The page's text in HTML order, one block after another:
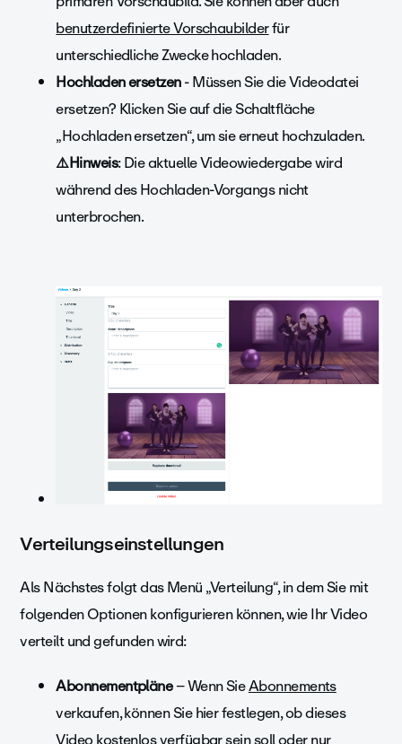
benutzerdefinierte Vorschaubilderfür
unterschiedliche Zwecke hochladen.
Hochladen ersetzen- Müssen Sie die Videodatei
ersetzen? Klicken Sie auf die Schaltfläche
„Hochladen ersetzen“, um sie erneut hochzuladen.
⚠️Hinweis: Die aktuelle Videowiedergabe wird
während des Hochladen-Vorgangs nicht
unterbrochen.
Verteilungseinstellungen
Als Nächstes folgt dasMenü „Verteilung“, in dem Sie mit
folgenden Optionen konfigurieren können, wie Ihr Video
verteilt und gefunden wird:
Abonnementpläne–Wenn SieAbonnements
verkaufen, können Sie hier festlegen, ob dieses